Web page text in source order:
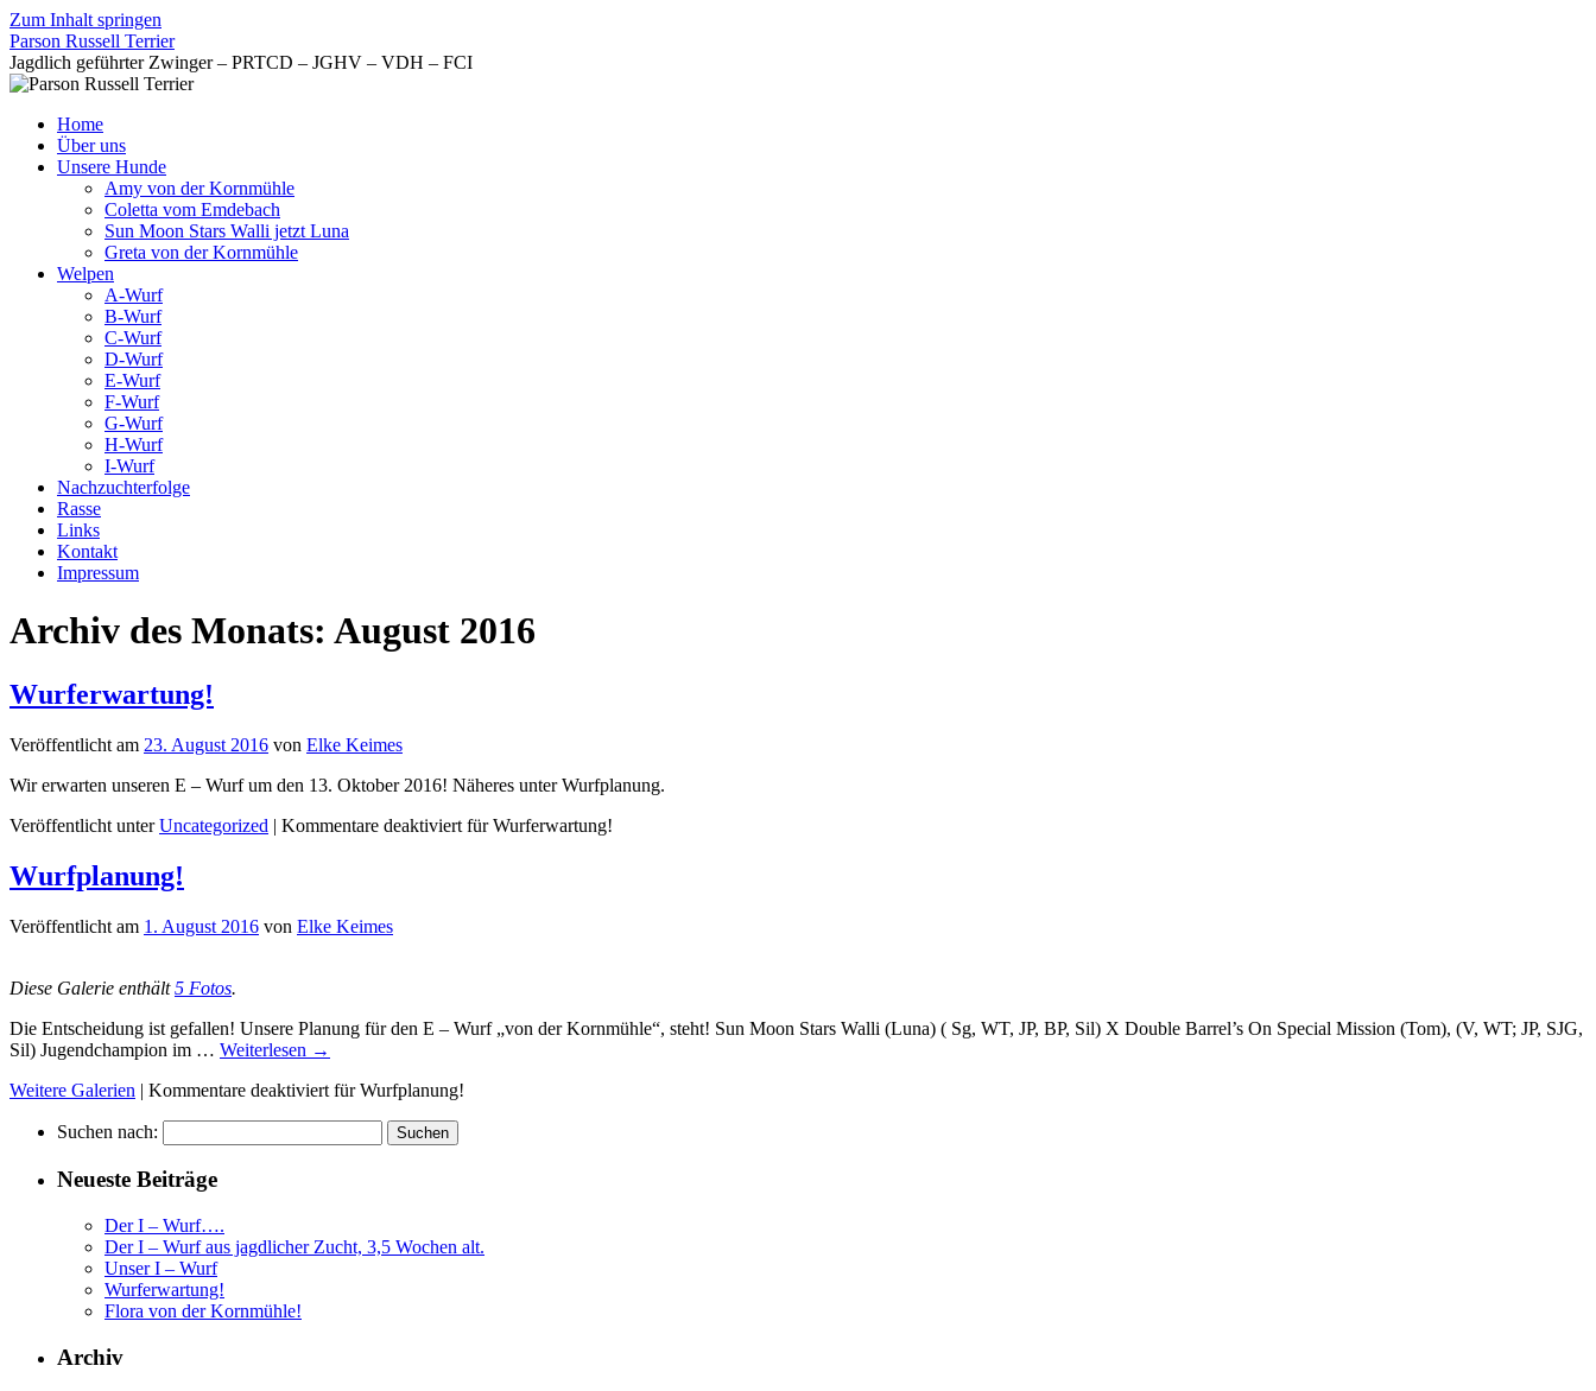
Zum Inhalt springen
Parson Russell Terrier
Jagdlich geführter Zwinger – PRTCD – JGHV – VDH – FCI
Home
Über uns
Unsere Hunde
Amy von der Kornmühle
Coletta vom Emdebach
Sun Moon Stars Walli jetzt Luna
Greta von der Kornmühle
Welpen
A-Wurf
B-Wurf
C-Wurf
D-Wurf
E-Wurf
F-Wurf
G-Wurf
H-Wurf
I-Wurf
Nachzuchterfolge
Rasse
Links
Kontakt
Impressum
Archiv des Monats: August 2016
Wurferwartung!
Veröffentlicht am 23. August 2016 von Elke Keimes
Wir erwarten unseren E – Wurf um den 13. Oktober 2016! Näheres unter Wurfplanung.
Veröffentlicht unter Uncategorized | Kommentare deaktiviert für Wurferwartung!
Wurfplanung!
Veröffentlicht am 1. August 2016 von Elke Keimes
Diese Galerie enthält5 Fotos.
Die Entscheidung ist gefallen! Unsere Planung für den E – Wurf „von der Kornmühle“, steht! Sun Moon Stars Walli (Luna) ( Sg, WT, JP, BP, Sil) X Double Barrel’s On Special Mission (Tom), (V, WT; JP, SJG,
Sil) Jugendchampion im … Weiterlesen →
Weitere Galerien | Kommentare deaktiviert für Wurfplanung!
Suchen nach:
Neueste Beiträge
Der I – Wurf….
Der I – Wurf aus jagdlicher Zucht, 3,5 Wochen alt.
Unser I – Wurf
Wurferwartung!
Flora von der Kornmühle!
Archiv